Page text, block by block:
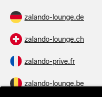
zalando-lounge.de
zalando-lounge.ch
zalando-prive.fr
zalando-lounge.be